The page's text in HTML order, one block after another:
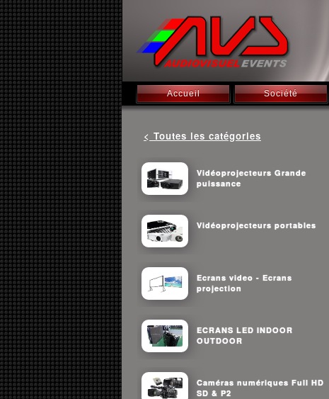
Accueil Société
< Toutes les catégories
Vidéoprojecteurs Grande
puissance
Vidéoprojecteurs portables
Ecrans video - Ecrans
projection
ECRANS LED INDOOR
OUTDOOR
Caméras numériques Full HD
SD & P2